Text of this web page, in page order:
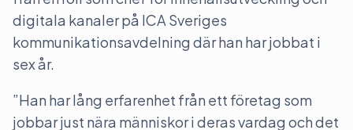
digitala kanaler på ICA Sveriges
kommunikationsavdelning där han har jobbat i
sex år.
”Han har lång erfarenhet från ett företag som
jobbar just nära människor i deras vardag och det